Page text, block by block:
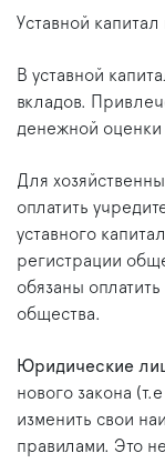
Уставной
В уставной
вкладов.
денежной оценки
Для
оплатить
уставного
регистрации
обязаны
общества.
Юридические
нового закона
изменить свои
правилами. Это